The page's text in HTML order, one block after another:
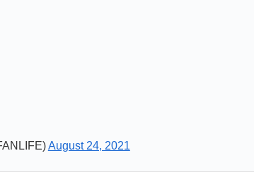
August 24, 2021